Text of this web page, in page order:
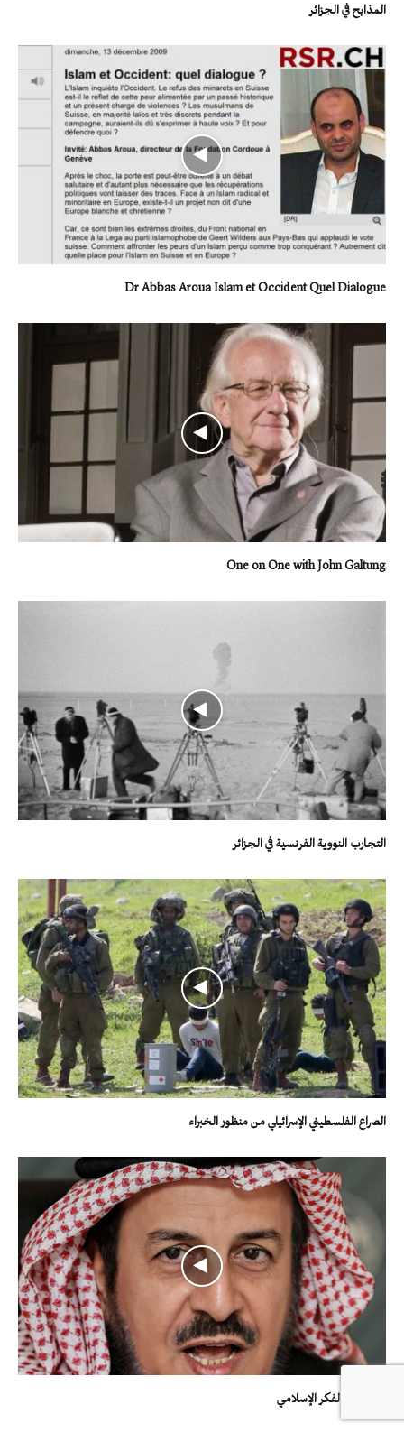
المذابح في الجزائر
Dr Abbas Aroua Islam et Occident Quel Dialogue
One on One with John Galtung
التجارب النووية الفرنسية في الجزائر
الصراع الفلسطيني الإسرائيلي من منظور الخبراء
الحرية في الفكر الإسلامي